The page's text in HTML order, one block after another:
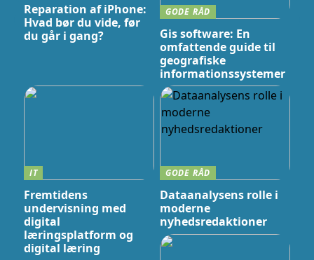
Reparation af iPhone:
Hvad bør du vide, før
du går i gang?
GODE RÅD
Gis software: En
omfattende guide til
geografiske
informationssystemer
IT
Fremtidens
undervisning med
digital
læringsplatform og
digital læring
GODE RÅD
Dataanalysens rolle i
moderne
nyhedsredaktioner